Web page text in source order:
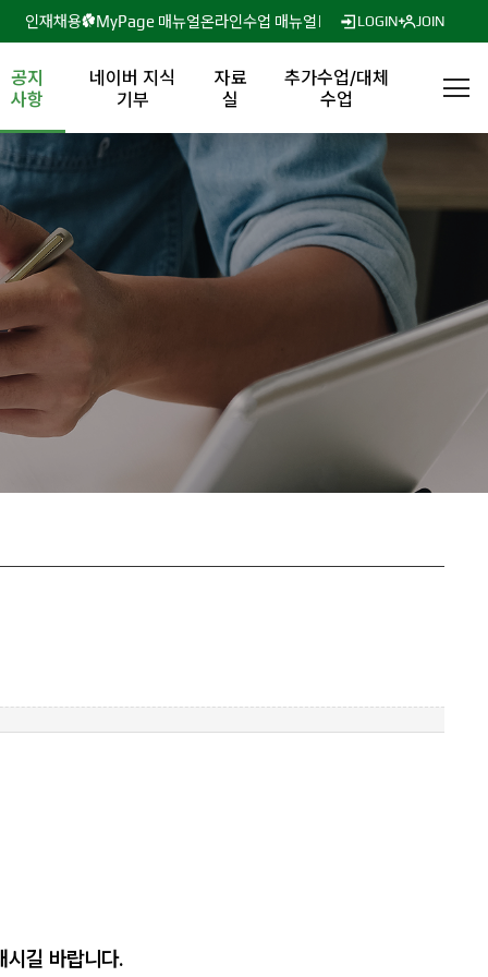
인재채용 MyPage 매뉴얼온라인수업 매뉴얼 LOGIN JOIN
공지
사항
네이버 지식
기부
자료
실
추가수업/대체
수업
시길 바랍니다.